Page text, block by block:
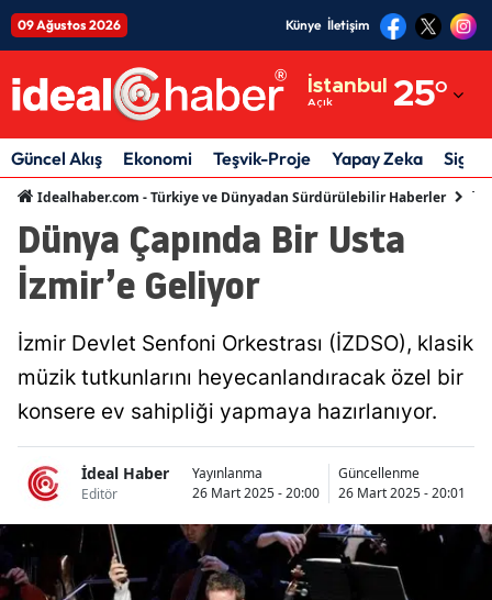
09 Ağustos 2026 Künye İletişim
İstanbul
Açık 25°
Adıyaman
Afyonkarahisar
Ağrı
Amasya
Antalya
Artvin
Aydın
Balıkesir
Bingöl
Güncel Akış Ekonomi Teşvik-Proje Yapay Zeka
Idealhaber.com - Türkiye ve Dünyadan Sürdürülebilir Haberler
Dünya Çapında Bir Usta
İzmir’e Geliyor
İzmir Devlet Senfoni Orkestrası (İZDSO), klasik
müzik tutkunlarını heyecanlandıracak özel bir
konsere ev sahipliği yapmaya hazırlanıyor.
İdeal Haber
Editör
Yayınlanma
26 Mart 2025 - 20:00
Güncellenme
26 Mart 2025 - 20:01